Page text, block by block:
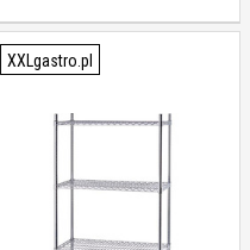
XXLgastro.pl